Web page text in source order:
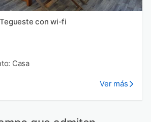
con wi-fi
Casa
Ver más